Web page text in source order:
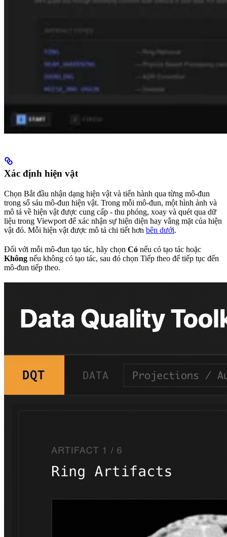
Xác định hiện vật
Chọn Bắt đầu nhận dạng hiện vật và tiến hành qua từng mô-đun
trong số sáu mô-đun hiện vật. Trong mỗi mô-đun, một hình ảnh và
mô tả về hiện vật được cung cấp - thu phóng, xoay và quét qua dữ
liệu trong Viewport để xác nhận sự hiện diện hay vắng mặt của hiện
vật đó. Mỗi hiện vật được mô tả chi tiết hơn bên dưới.
Đối với mỗi mô-đun tạo tác, hãy chọn Có nếu có tạo tác hoặc
Không nếu không có tạo tác, sau đó chọn Tiếp theo để tiếp tục đến
mô-đun tiếp theo.